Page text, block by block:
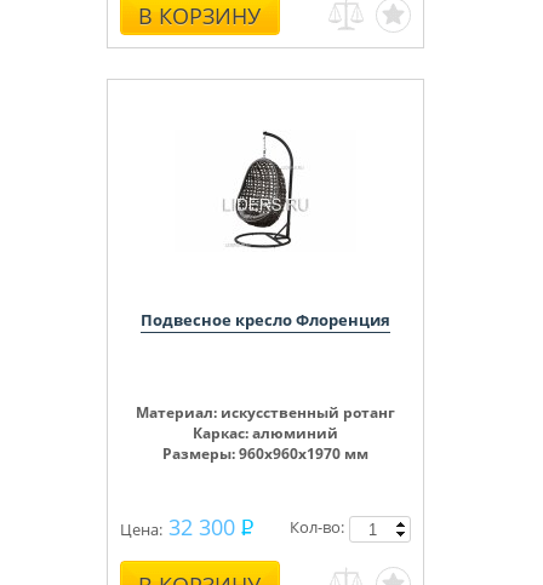
В КОРЗИНУ
Подвесное кресло Флоренция
Материал: искусственный ротанг
Каркас: алюминий
Размеры: 960х960х1970 мм
Цена: 32 300
Кол-во: